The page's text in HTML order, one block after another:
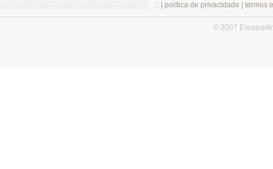
.:: | política de privacidade termos
© 2007